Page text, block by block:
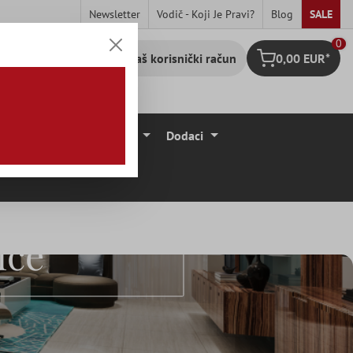
Newsletter Vodič - Koji Je Pravi? Blog SALE
Vaš korisnički račun Košarica
0
0,00 EUR*
Dodaci